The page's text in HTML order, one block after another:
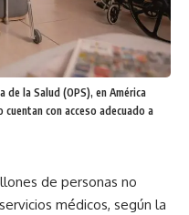
de la Salud (OPS), en América
con acceso adecuado a
de personas no
médicos, según la